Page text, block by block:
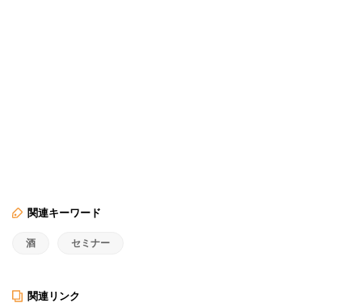
関連キーワード
酒 セミナー
関連リンク